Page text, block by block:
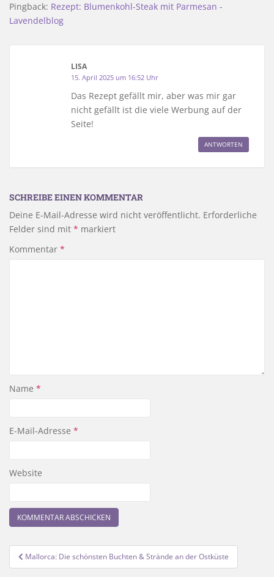
Pingback: Rezept: Blumenkohl-Steak mit Parmesan -
Lavendelblog
LISA
15. April 2025 um 16:52 Uhr
Das Rezept gefällt mir, aber was mir gar
nicht gefällt ist die viele Werbung auf der
Seite!
ANTWORTEN
SCHREIBE EINEN KOMMENTAR
Deine E-Mail-Adresse wird nicht veröffentlicht. Erforderliche
Felder sind mit * markiert
Kommentar *
Name *
E-Mail-Adresse *
Website
Beitragsnavigation
Mallorca: Die schönsten Buchten & Strände an der Ostküste